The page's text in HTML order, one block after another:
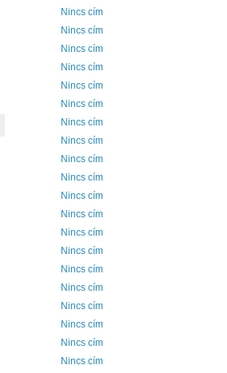
Nincs cím
Nincs cím
Nincs cím
Nincs cím
Nincs cím
Nincs cím
Nincs cím
Nincs cím
Nincs cím
Nincs cím
Nincs cím
Nincs cím
Nincs cím
Nincs cím
Nincs cím
Nincs cím
Nincs cím
Nincs cím
Nincs cím
Nincs cím